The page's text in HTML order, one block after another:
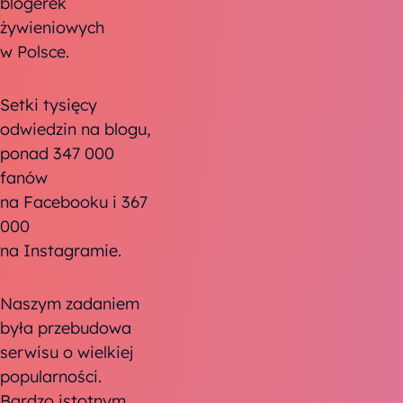
żywieniowych
w Polsce.
Setki tysięcy
odwiedzin na blogu,
ponad 347 000
fanów
na Facebooku i 367
000
na Instagramie.
Naszym zadaniem
była przebudowa
serwisu o wielkiej
popularności.